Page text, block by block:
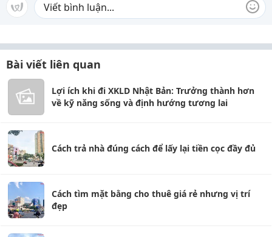
Bài viết liên quan
Lợi ích khi đi XKLD Nhật Bản: Trưởng thành hơn
về kỹ năng sống và định hướng tương lai
Cách trả nhà đúng cách để lấy lại tiền cọc đầy đủ
Cách tìm mặt bằng cho thuê giá rẻ nhưng vị trí
đẹp